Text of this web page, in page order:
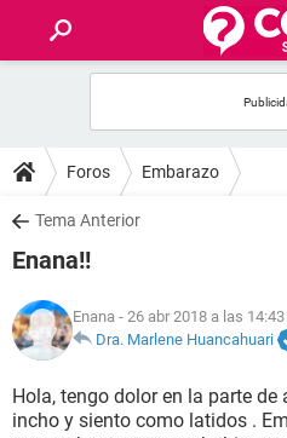
FOROS
SALUD
NUTRICIÓN
BIENESTAR
Foros Embarazo
Tema Anterior
Enana!!
Enana - 26 abr 2018 a las 14:43
Dra. Marlene Huancahuari
Hola, tengo dolor en la parte de
incho y siento como latidos .